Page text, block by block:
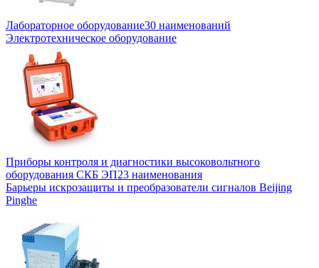
Лабораторное оборудование30 наименований
Электротехническое оборудование
Приборы контроля и диагностики высоковольтного
оборудования СКБ ЭП23 наименования
Барьеры искрозащиты и преобразователи сигналов Beijing
Pinghe